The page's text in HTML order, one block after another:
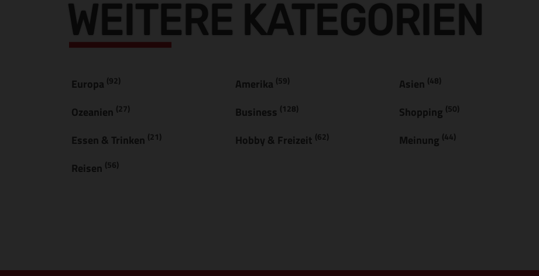
WEITERE KATEGORIEN
Europa (92) Amerika (59) Asien (48)
Ozeanien (27) Business (128) Shopping (50)
Essen & Trinken (21) Hobby & Freizeit (62) Meinung (44)
Reisen (56)